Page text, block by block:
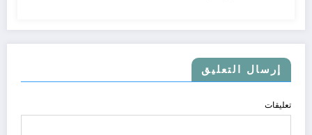
إرسال التعليق
تعليقات